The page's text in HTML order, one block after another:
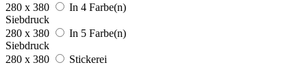
280 x 380
In 4 Farbe(n)
Siebdruck
280 x 380
In 5 Farbe(n)
Siebdruck
280 x 380
Stickerei